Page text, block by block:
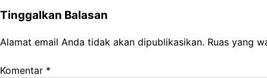
pos
Tinggalkan Balasan
Alamat email Anda tidak akan dipublikasikan. Ruas yang
Komentar *